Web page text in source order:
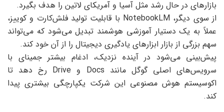
بازارهای در حال رشد مثل آسیا و آمریکای لاتین را هدف بگیرد.
از سوی دیگر، NotebookLM با قابلیت تولید فلش‌کارت و کوییز،
عملاً به یک دستیار آموزشی هوشمند تبدیل می‌شود که می‌تواند
سهم بزرگی از بازار ابزارهای یادگیری دیجیتال را از آن خود کند.
پیش‌بینی می‌شود در آینده نزدیک، ادغام بیشتر جمینای با
سرویس‌های اصلی گوگل مانند Docs و Drive رخ دهد تا
اکوسیستم هوش مصنوعی این شرکت یکپارچگی بیشتری پیدا
کند.